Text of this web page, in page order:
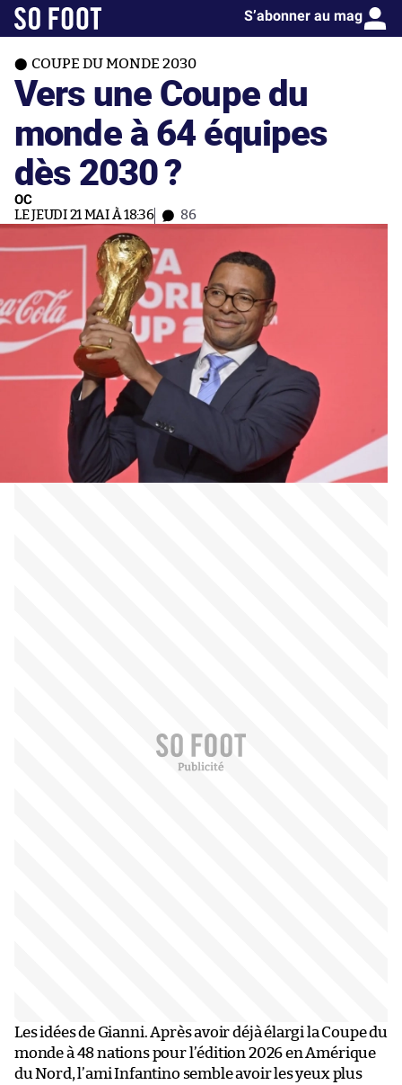
S’abonner au mag
COUPE DU MONDE 2030
Vers une Coupe du
monde à 64 équipes
dès 2030 ?
OC
LE JEUDI 21 MAI À 18:36 86
Les idées de Gianni. Après avoir déjà élargi la Coupe du
monde à 48 nations pour l’édition 2026 en Amérique
du Nord, l’ami Infantino semble avoir les yeux plus